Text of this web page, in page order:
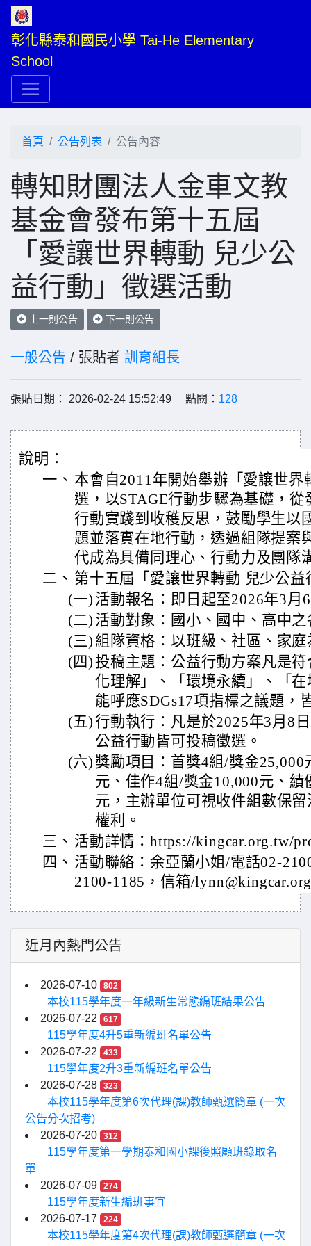
彰化縣泰和國民小學 Tai-He Elementary
School
首頁 公告列表 公告內容
轉知財團法人金車文教
基金會發布第十五屆
「愛讓世界轉動 兒少公
益行動」徵選活動
上一則公告 下一則公告
一般公告 / 張貼者 訓育組長
張貼日期： 2026-02-24 15:52:49 點閱： 128
說明：
一、 本會自2011年開始舉辦「愛讓世界
選，以STAGE行動步驟為基礎，
行動實踐到收穫反思，鼓勵學生以
題並落實在地行動，透過組隊提案
代成為具備同理心、行動力及團隊
二、 第十五屆「愛讓世界轉動 兒少公
(一) 活動報名：即日起至2026年3月
(二) 活動對象：國小、國中、高中
(三) 組隊資格：以班級、社區、家
(四)投稿主題：公益行動方案凡是
化理解」、「環境永續」、「
能呼應SDGs17項指標之議題，
(五)行動執行：凡是於2025年3月8
公益行動皆可投稿徵選。
(六) 獎勵項目：首獎4組/獎金
元、佳作4組/獎金10,000元、
元，主辦單位可視收件組數保
權利。
三、 活動詳情：https://kingcar.org.tw/
四、 活動聯絡：余亞蘭小姐/電話02-
2100-1185，信箱/
近月內熱門公告
2026-07-10 802
本校115學年度一年級新生常態編班結果公告
2026-07-22
617
115學年度4升5重新編班名單公告
2026-07-22
433
115學年度2升3重新編班名單公告
2026-07-28
323
本校115學年度第6次代理(課)教師甄選簡章 (一次
公告分次招考)
2026-07-20
312
115學年度第一學期泰和國小課後照顧班錄取名
單
2026-07-09
274
115學年度新生編班事宜
2026-07-17
224
本校115學年度第4次代理(課)教師甄選簡章 (一次